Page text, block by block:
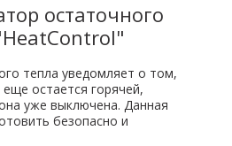
остаточного
тепла уведомляет о том,
остается горячей,
уже выключена. Данная
безопасно и